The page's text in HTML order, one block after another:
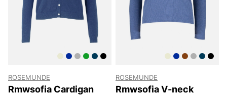
ROSEMUNDE
Rmwsofia Cardigan
ROSEMUNDE
Rmwsofia V-neck